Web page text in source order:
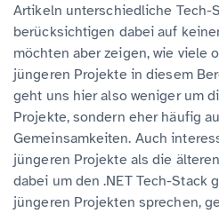
Artikeln unterschiedliche Tech-
berücksichtigen dabei auf
möchten aber zeigen, wie viele
jüngeren Projekte in diesem
geht uns hier also weniger um
Projekte, sondern eher häufig
Gemeinsamkeiten. Auch
jüngeren Projekte als die
dabei um den .NET Tech-Stack
jüngeren Projekten sprechen,